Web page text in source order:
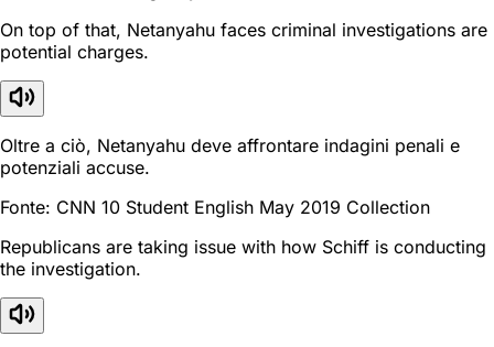
On top of that, Netanyahu faces criminal investigations are
potential charges.
Oltre a ciò, Netanyahu deve affrontare indagini penali e
potenziali accuse.
Fonte: CNN 10 Student English May 2019 Collection
Republicans are taking issue with how Schiff is conducting
the investigation.